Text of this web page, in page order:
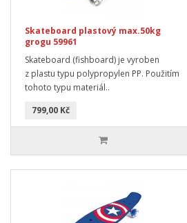
Skateboard plastový max.50kg
grogu 59961
Skateboard (fishboard) je vyroben
z plastu typu polypropylen PP. Použitím
tohoto typu materiál..
799,00 Kč